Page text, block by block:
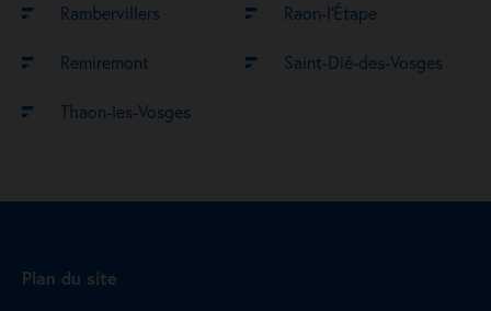
Rambervillers Raon-l’Étape
Remiremont Saint-Dié-des-Vosges
Thaon-les-Vosges
Plan du site